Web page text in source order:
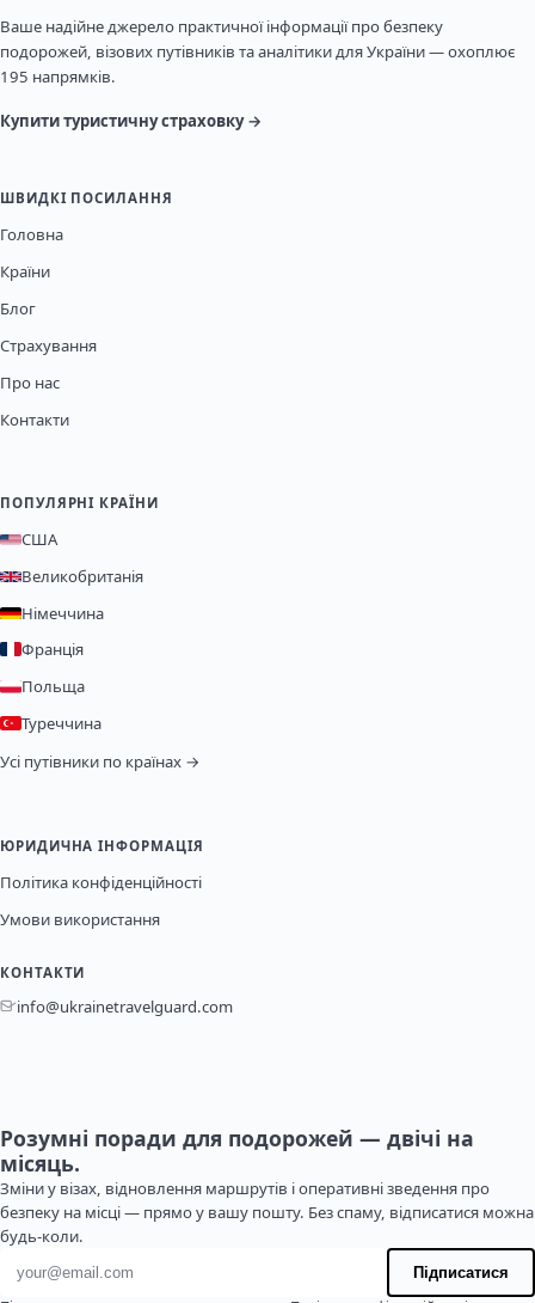
Ваше надійне джерело практичної інформації про безпеку
подорожей, візових путівників та аналітики для України — охоплює
195 напрямків.
Купити туристичну страховку →
ШВИДКІ ПОСИЛАННЯ
Головна
Країни
Блог
Страхування
Про нас
Контакти
ПОПУЛЯРНІ КРАЇНИ
США
Великобританія
Німеччина
Франція
Польща
Туреччина
Усі путівники по країнах →
ЮРИДИЧНА ІНФОРМАЦІЯ
Політика конфіденційності
Умови використання
КОНТАКТИ
info@ukrainetravelguard.com
Розумні поради для подорожей — двічі на
місяць.
Зміни у візах, відновлення маршрутів і оперативні зведення про
безпеку на місці — прямо у вашу пошту. Без спаму, відписатися можна
будь-коли.
Адреса електронної пошти
Підписатися